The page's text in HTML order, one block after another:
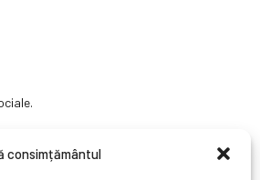
consimțământul